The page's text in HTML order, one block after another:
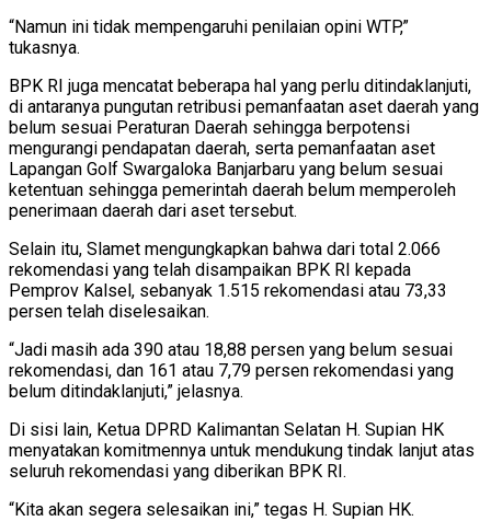
“Namun ini tidak mempengaruhi penilaian opini WTP,”
tukasnya.
BPK RI juga mencatat beberapa hal yang perlu ditindaklanjuti,
di antaranya pungutan retribusi pemanfaatan aset daerah yang
belum sesuai Peraturan Daerah sehingga berpotensi
mengurangi pendapatan daerah, serta pemanfaatan aset
Lapangan Golf Swargaloka Banjarbaru yang belum sesuai
ketentuan sehingga pemerintah daerah belum memperoleh
penerimaan daerah dari aset tersebut.
Selain itu, Slamet mengungkapkan bahwa dari total 2.066
rekomendasi yang telah disampaikan BPK RI kepada
Pemprov Kalsel, sebanyak 1.515 rekomendasi atau 73,33
persen telah diselesaikan.
“Jadi masih ada 390 atau 18,88 persen yang belum sesuai
rekomendasi, dan 161 atau 7,79 persen rekomendasi yang
belum ditindaklanjuti,” jelasnya.
Di sisi lain, Ketua DPRD Kalimantan Selatan H. Supian HK
menyatakan komitmennya untuk mendukung tindak lanjut atas
seluruh rekomendasi yang diberikan BPK RI.
“Kita akan segera selesaikan ini,” tegas H. Supian HK.